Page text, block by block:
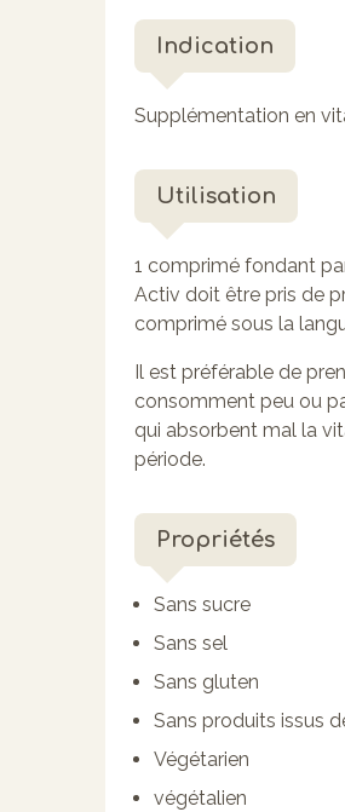
Indication
Supplémentation en
Utilisation
1 comprimé fondant
Activ doit être pris de
comprimé sous la
Il est préférable de
consomment peu ou
qui absorbent mal la
période.
Propriétés
Sans sucre
Sans sel
Sans gluten
Sans produits issus
Végétarien
végétalien